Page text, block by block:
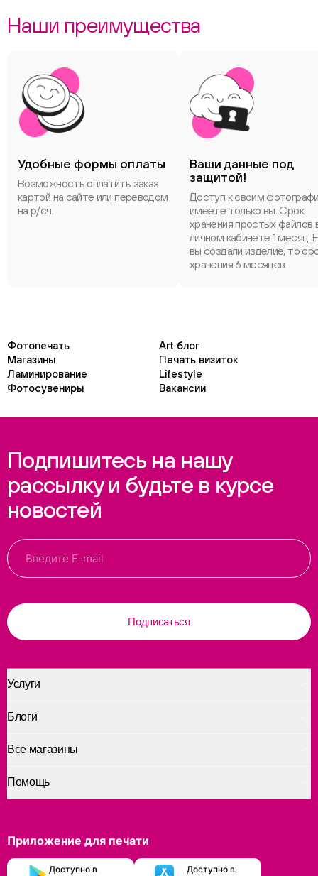
Наши преимущества
Удобные формы оплаты
Возможность оплатить заказ
картой на сайте или переводом
на р/сч.
Ваши данные под
защитой!
Доступ к своим
имеете только вы. Срок
хранения простых файлов
личном кабинете 1 месяц.
вы создали изделие, то
хранения 6 месяцев.
Фотопечать
Art блог
Магазины
Печать визиток
Ламинирование
Lifestyle
Фотосувениры
Вакансии
Подпишитесь на нашу
рассылку и будьте в курсе
новостей
Подписаться
Услуги
Помощь
Блоги
Все магазины
Приложение для печати
Доступно в Доступно в